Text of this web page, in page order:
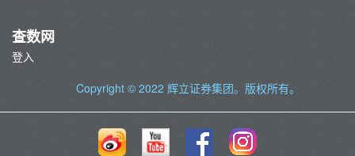
查数网
登入
Copyright © 2022 辉立证券集团。版权所有。